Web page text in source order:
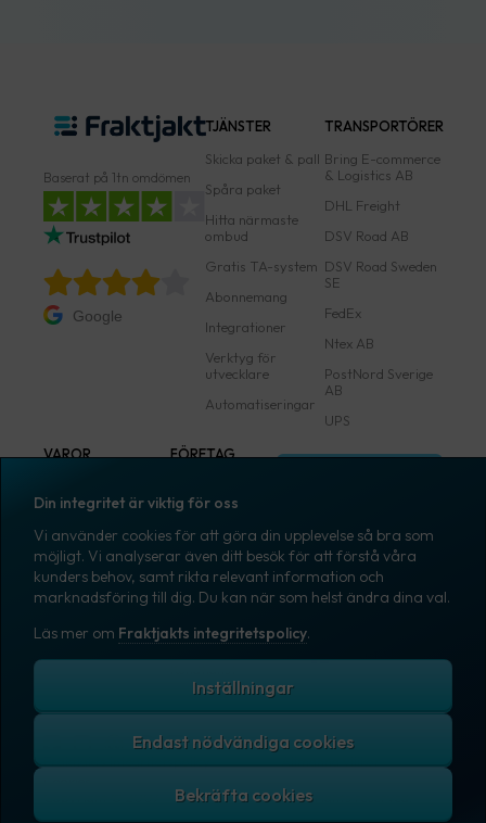
Baserat på 1tn omdömen
Google
TJÄNSTER
Skicka paket & pall
Spåra paket
Hitta närmaste
ombud
Gratis TA-system
Abonnemang
Integrationer
Verktyg för
utvecklare
Automatiseringar
TRANSPORTÖRER
Bring E-commerce
& Logistics AB
DHL Freight
DSV Road AB
DSV Road Sweden
SE
FedEx
Ntex AB
PostNord Sverige
AB
UPS
VAROR
Märkning
Emballage
Emballagetillbehör
Kontorsvaror
FÖRETAG
Pressrum
Medarbetare
Jobb & karriär
Nyhetsarkiv
Blogg
Skapa konto
Copyright © 2007 – 2026 Fraktjakt AB. All rights reserved.
Din integritet är viktig för oss
Vi använder cookies för att göra din upplevelse så bra som
möjligt. Vi analyserar även ditt besök för att förstå våra
kunders behov, samt rikta relevant information och
marknadsföring till dig. Du kan när som helst ändra dina val.
Läs mer om Fraktjakts integritetspolicy.
Inställningar
Endast nödvändiga cookies